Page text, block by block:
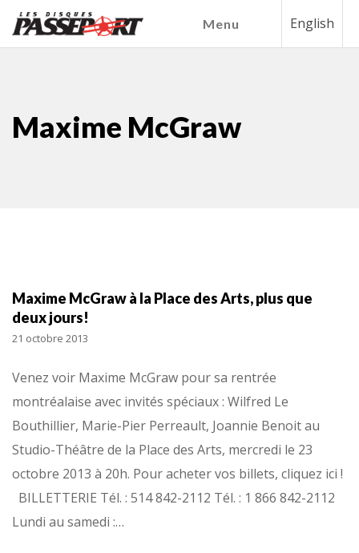
English
Menu
Maxime McGraw
Maxime McGraw à la Place des Arts, plus que
deux jours!
21 octobre 2013
Venez voir Maxime McGraw pour sa rentrée
montréalaise avec invités spéciaux : Wilfred Le
Bouthillier, Marie-Pier Perreault, Joannie Benoit au
Studio-Théâtre de la Place des Arts, mercredi le 23
octobre 2013 à 20h. Pour acheter vos billets, cliquez ici !
BILLETTERIE Tél. : 514 842-2112 Tél. : 1 866 842-2112
Lundi au samedi :…